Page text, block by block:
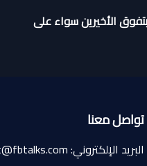
الأخيرين سواء على
تواصل معنا
البريد الإلكتروني: contact@fbtalks.com